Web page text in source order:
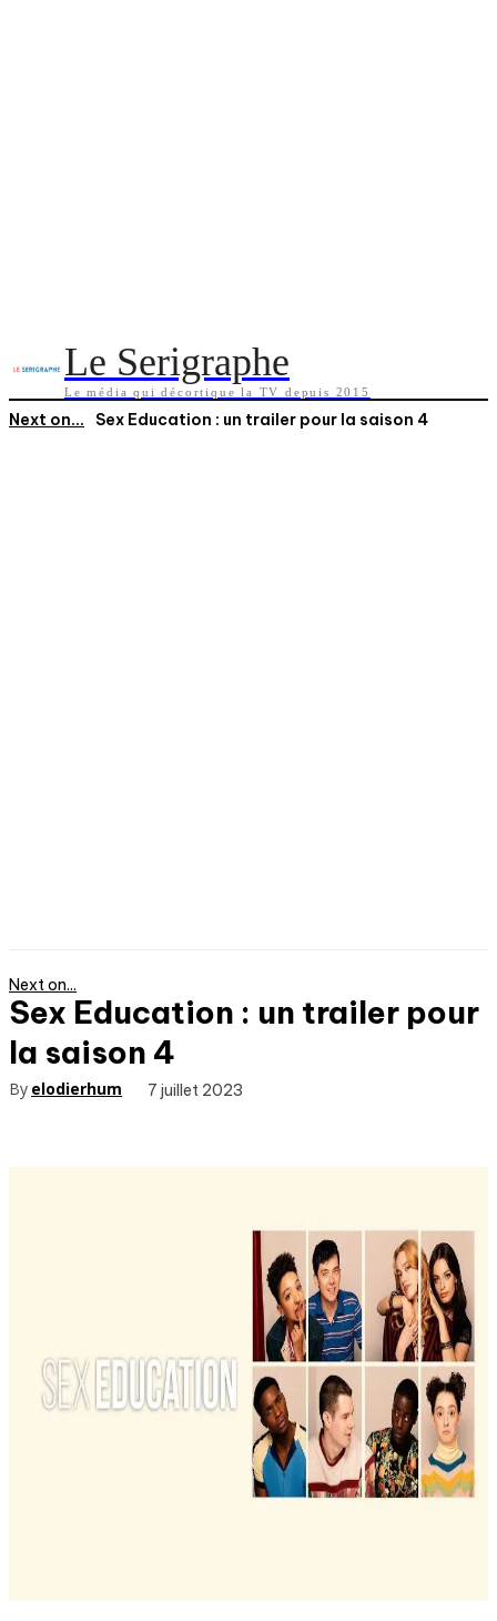
Le Serigraphe
Le média qui décortique la TV depuis 2015
Next on... Sex Education : un trailer pour la saison 4
Next on...
Sex Education : un trailer pour
la saison 4
By elodierhum 7 juillet 2023